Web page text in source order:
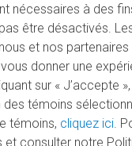
(In memoriam)
VOTRE DON
nécessaires à des
être désactivés.
et nos
donner une
sur « J’accepte
des témoins
témoins, cliquez ici.
consulter notre